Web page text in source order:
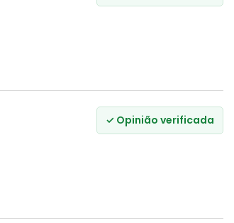
✓ Opinião verificada